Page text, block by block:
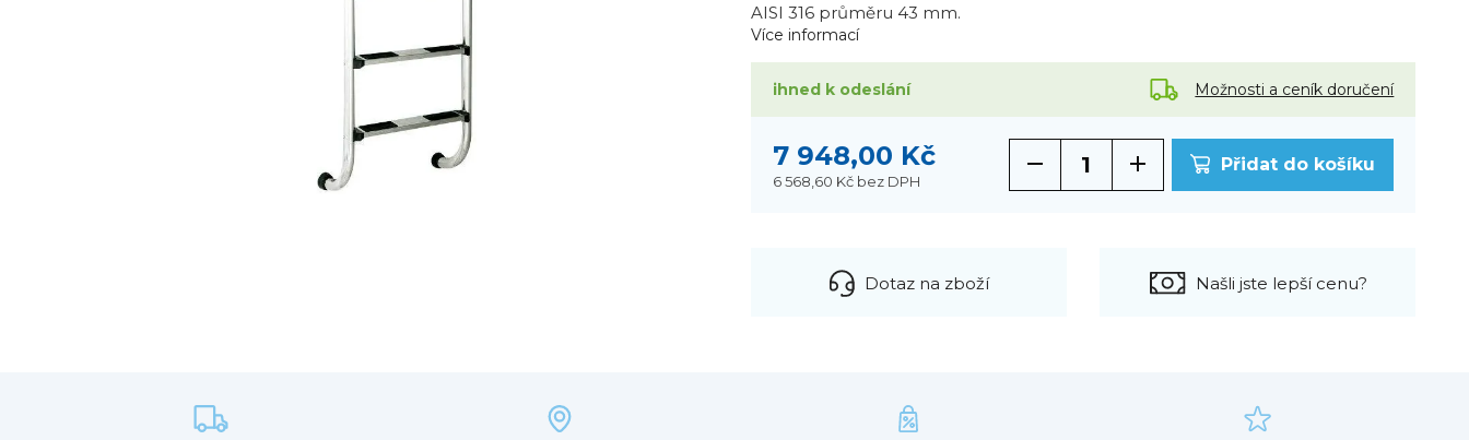
AISI 316 průměru 43 mm.
Více informací
ihned k odeslání Možnosti a ceník doručení
7 948,00 Kč
6 568,60 Kč bez DPH
Přidat do košíku
Dotaz na zboží Našli jste lepší cenu?